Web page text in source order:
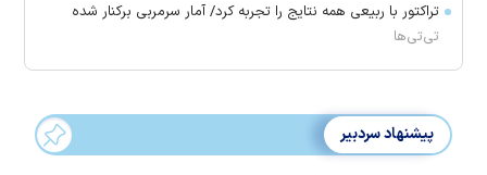
تراکتور با ربیعی همه نتایج را تجربه کرد/ آمار سرمربی برکنار شده
تی‌تی‌ها
پیشنهاد سردبیر